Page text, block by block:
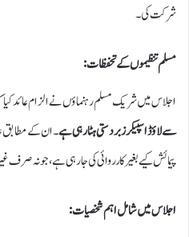
شرکت کی۔
مسلم تنظیموں کے تحفظات:
اجلاس میں شریک مسلم رہنماؤں نے الزام عائد کیا
سے لاؤڈ اسپیکر زبردستی ہٹا رہی ہے۔ ان کے مطابق
پیمائش کیے بغیر کارروائی کی جا رہی ہے، جو نہ صرف
اجلاس میں شامل اہم شخصیات: